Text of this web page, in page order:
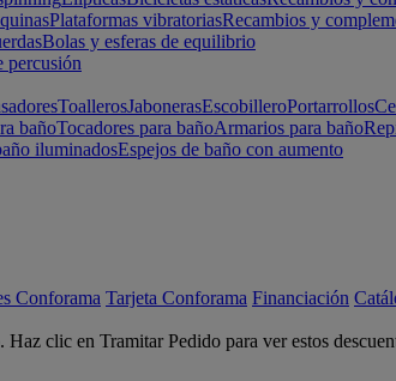
Plataformas vibratoriasRecambios y
Bolas y esferas de equilibrio
percusión
ToallerosJabonerasEscobilleroPortarrollos
bañoTocadores para bañoArmarios para baño
iluminadosEspejos de baño con aumento
Conforama Tarjeta Conforama Financiación
clic en Tramitar Pedido para ver estos